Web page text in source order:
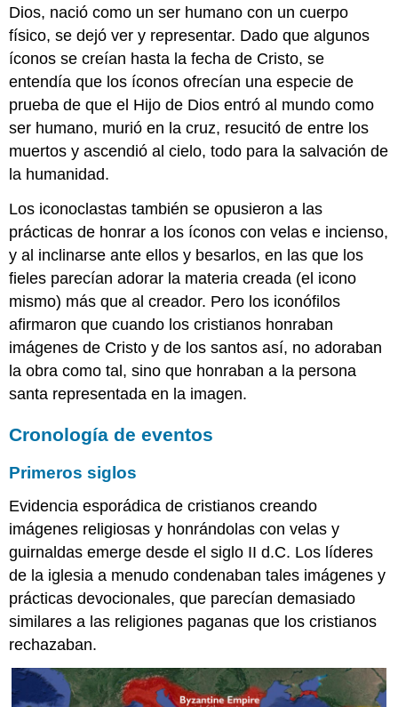
Mosaico
de
ábside:
Virgen
Niño
Mosaicos
de
tímpana
y
ceremonia
Vestíbulo
sudoeste
Imperial
Patronos
imperiales
Constantino
IX
Zoe
con
Juan
II
Irene
Un
trabajo
en
bizantinos
en
Saint
Panteleimon,
Dios, nació como un ser humano con un cuerpo
físico, se dejó ver y representar. Dado que algunos
íconos se creían hasta la fecha de Cristo, se
entendía que los íconos ofrecían una especie de
prueba de que el Hijo de Dios entró al mundo como
ser humano, murió en la cruz, resucitó de entre los
muertos y ascendió al cielo, todo para la salvación de
la humanidad.
Los iconoclastas también se opusieron a las
prácticas de honrar a los íconos con velas e incienso,
y al inclinarse ante ellos y besarlos, en las que los
fieles parecían adorar la materia creada (el icono
mismo) más que al creador. Pero los iconófilos
afirmaron que cuando los cristianos honraban
imágenes de Cristo y de los santos así, no adoraban
la obra como tal, sino que honraban a la persona
santa representada en la imagen.
Cronología de eventos
Primeros siglos
Evidencia esporádica de cristianos creando
imágenes religiosas y honrándolas con velas y
guirnaldas emerge desde el siglo II d.C. Los líderes
de la iglesia a menudo condenaban tales imágenes y
prácticas devocionales, que parecían demasiado
similares a las religiones paganas que los cristianos
rechazaban.